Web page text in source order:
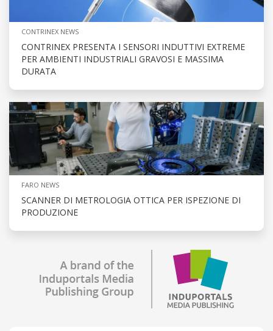
CONTRINEX NEWS
CONTRINEX PRESENTA I SENSORI INDUTTIVI EXTREME
PER AMBIENTI INDUSTRIALI GRAVOSI E MASSIMA
DURATA
FARO NEWS
SCANNER DI METROLOGIA OTTICA PER ISPEZIONE DI
PRODUZIONE